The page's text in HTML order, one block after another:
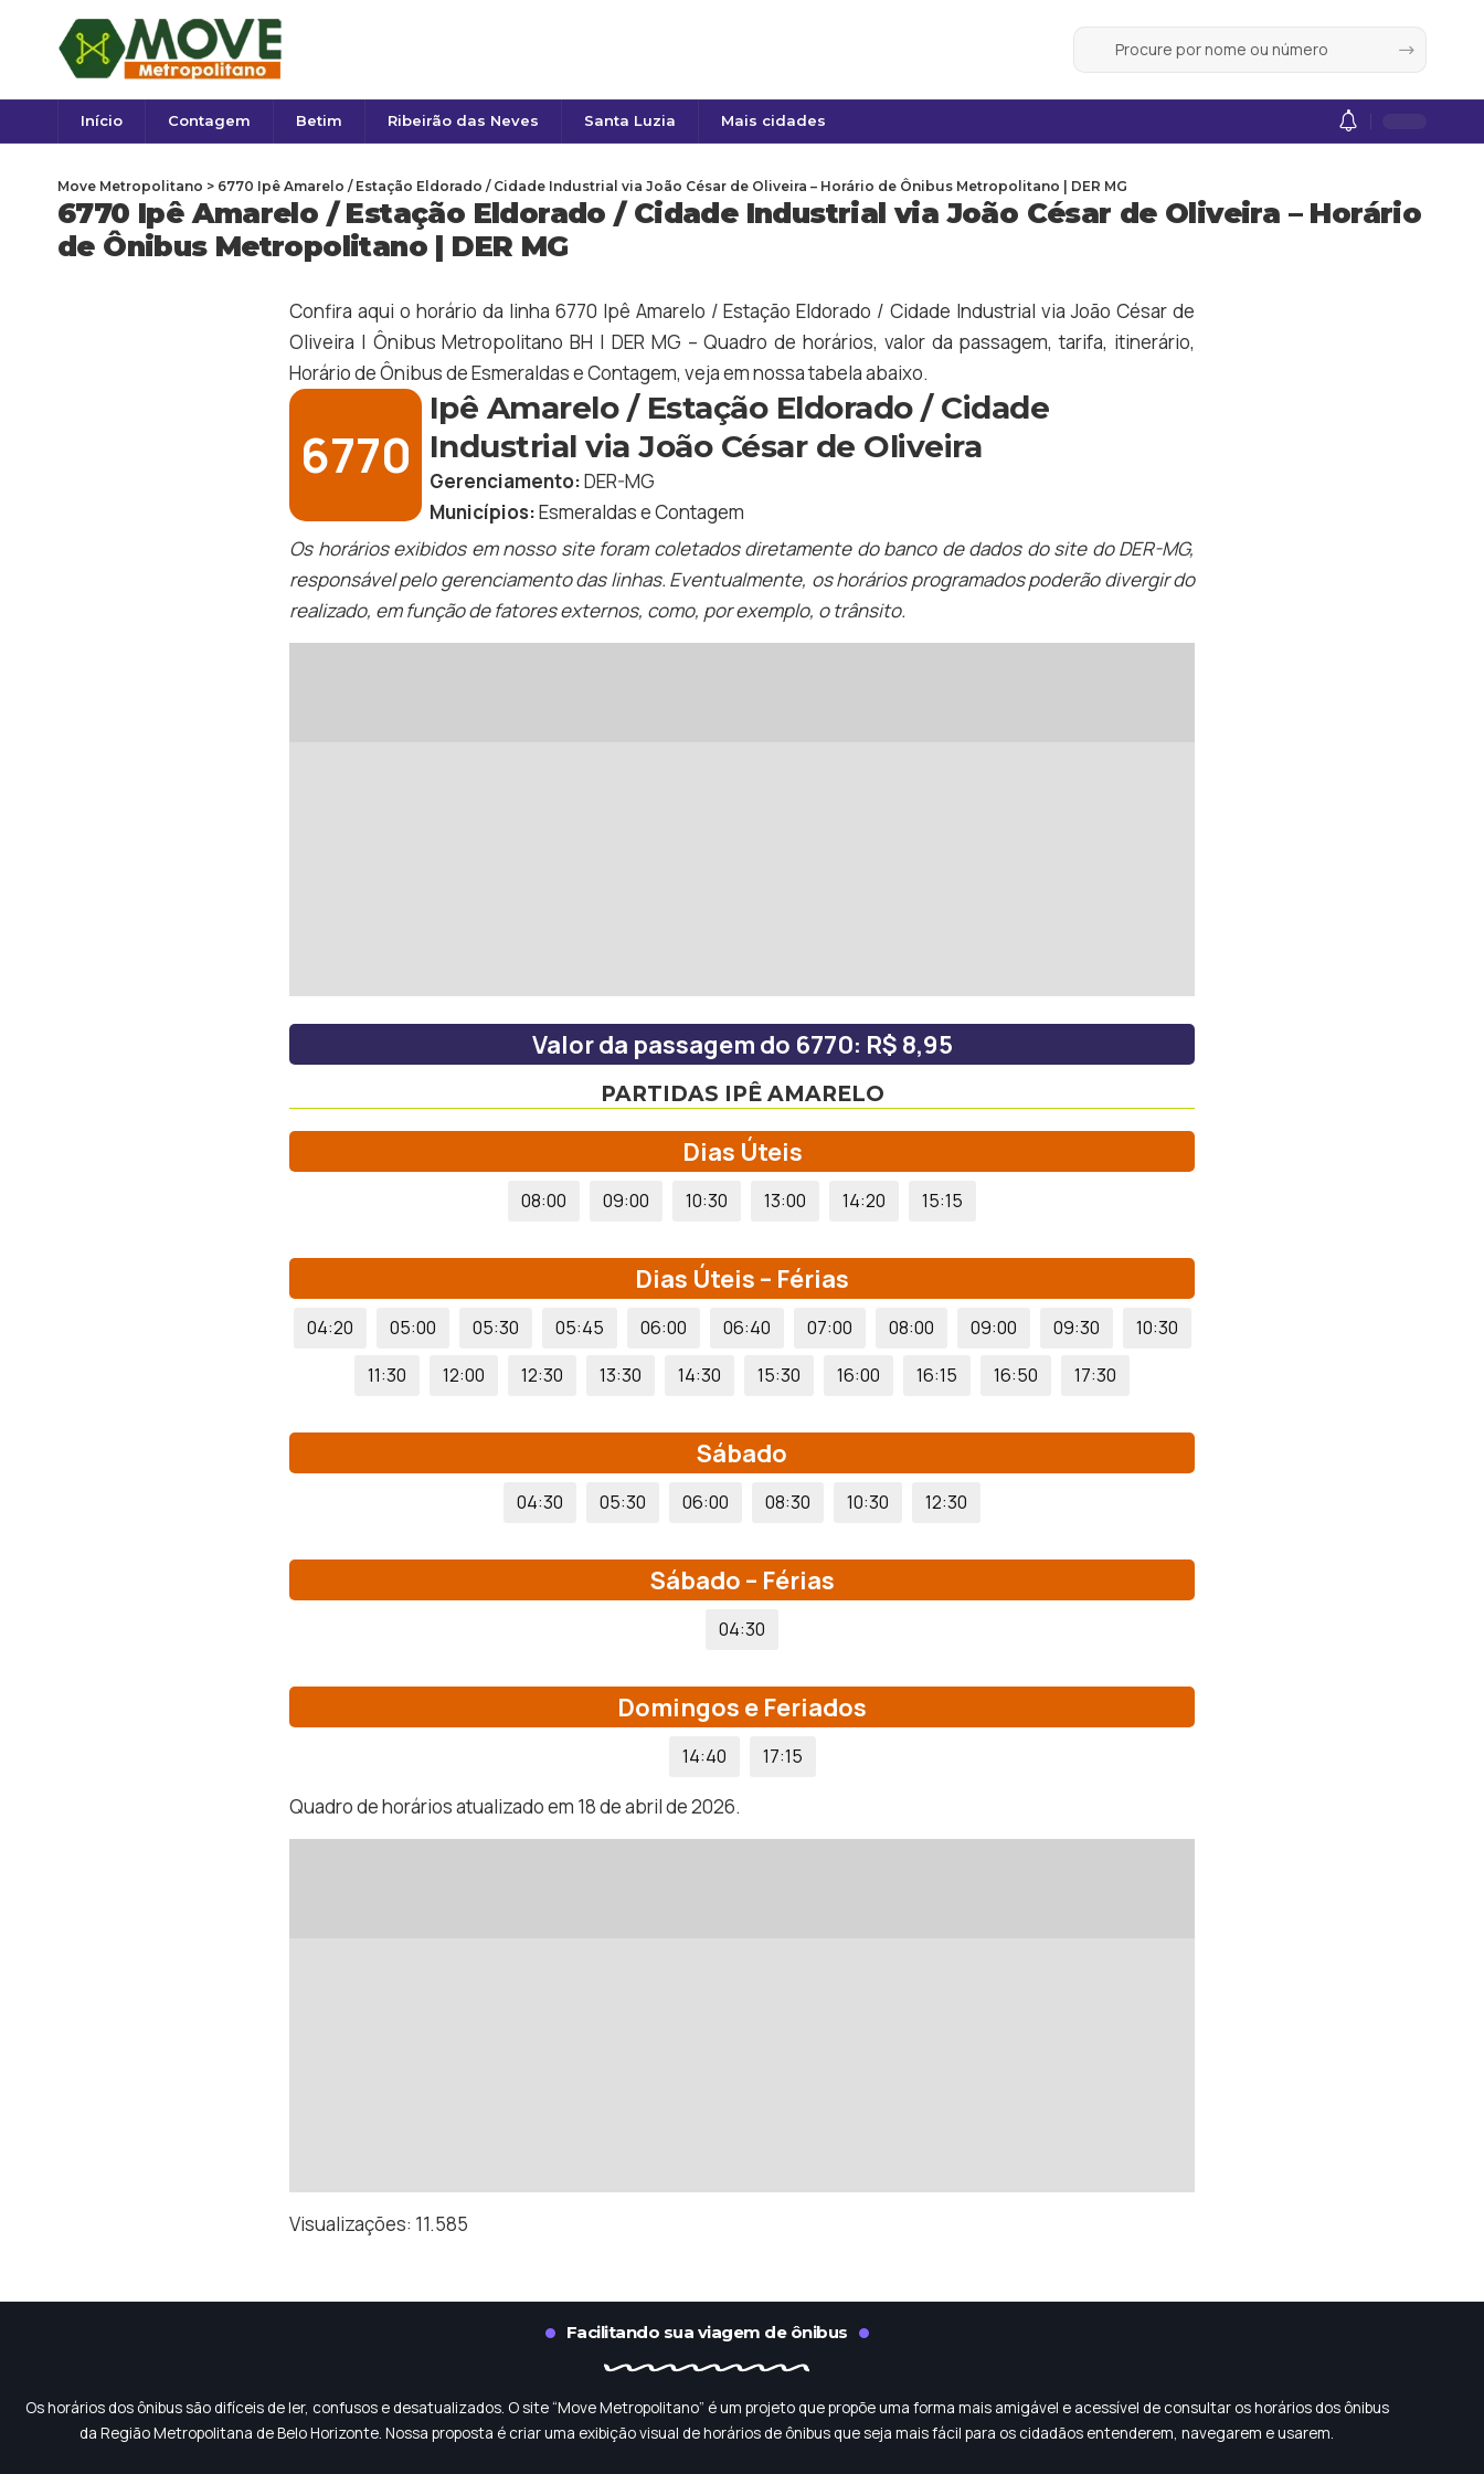
Início Contagem Betim Ribeirão das Neves Santa Luzia Mais cidades
6770 Ipê Amarelo / Estação Eldorado / Cidade Industrial via João César de Oliveira – Horário
de Ônibus Metropolitano | DER MG
Move Metropolitano > 6770 Ipê Amarelo / Estação Eldorado / Cidade Industrial via João César de Oliveira – Horário de Ônibus Metropolitano | DER MG
Confira aqui o horário da linha 6770 Ipê Amarelo / Estação Eldorado / Cidade Industrial via João César de
Oliveira | Ônibus Metropolitano BH | DER MG – Quadro de horários, valor da passagem, tarifa, itinerário,
Horário de Ônibus deEsmeraldaseContagem, veja em nossa tabela abaixo.
6770
Ipê Amarelo / Estação Eldorado / Cidade
Industrial via João César de Oliveira
Gerenciamento:DER-MG
Municípios:EsmeraldaseContagem
Os horários exibidos em nosso site foram coletados diretamente do banco de dados do site do DER-MG,
responsável pelo gerenciamento das linhas. Eventualmente, os horários programados poderão divergir do
realizado, em função de fatores externos, como, por exemplo, o trânsito.
Valor da passagem do 6770: R$ 8,95
PARTIDAS IPÊ AMARELO
Dias Úteis
08:00 09:00 10:30 13:00 14:20 15:15
Dias Úteis – Férias
04:20 05:00 05:30 05:45 06:00 06:40 07:00 08:00 09:00 09:30
10:30
11:30
12:00 12:30 13:30 14:30 15:30 16:00 16:15 16:50 17:30
Sábado
04:30 05:30 06:00 08:30 10:30 12:30
Sábado – Férias
04:30
Domingos e Feriados
14:40 17:15
Quadro de horários atualizado em 18 de abril de 2026.
Visualizações: 11.585
Facilitando sua viagem de ônibus
Os horários dos ônibus são difíceis de ler, confusos e desatualizados. O site “Move Metropolitano” é um projeto que propõe uma forma mais amigável e acessível de consultar os horários dos ônibus
da Região Metropolitana de Belo Horizonte. Nossa proposta é criar uma exibição visual de horários de ônibus que seja mais fácil para os cidadãos entenderem, navegarem e usarem.